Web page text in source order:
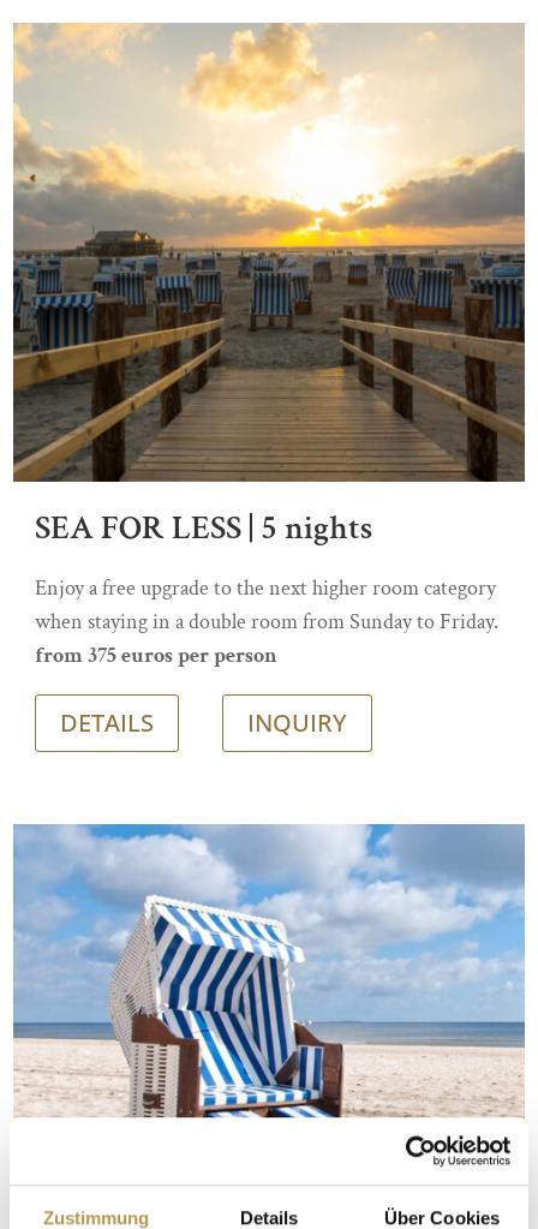
Zustimmung Details Über Cookies
SEA FOR LESS | 5 nights
Enjoy a free upgrade to the next higher room category
when staying in a double room from Sunday to Friday.
from 375 euros per person
DETAILS INQUIRY